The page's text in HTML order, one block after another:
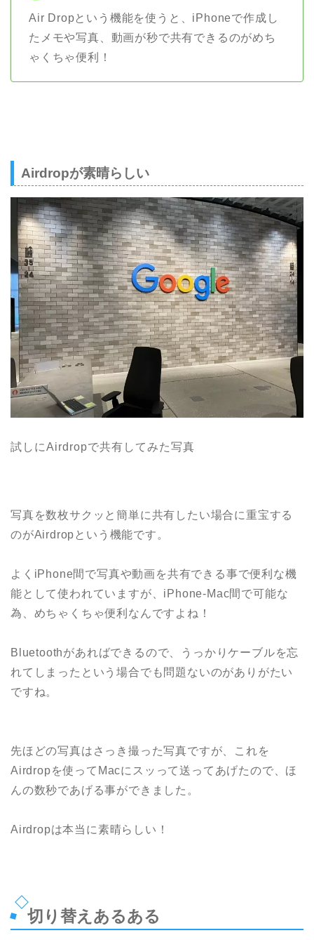
Air Dropという機能を使うと、iPhoneで作成し
たメモや写真、動画が秒で共有できるのがめち
ゃくちゃ便利！
Airdropが素晴らしい
試しにAirdropで共有してみた写真
写真を数枚サクッと簡単に共有したい場合に重宝する
のがAirdropという機能です。
よくiPhone間で写真や動画を共有できる事で便利な機
能として使われていますが、iPhone-Mac間で可能な
為、めちゃくちゃ便利なんですよね！
Bluetoothがあればできるので、うっかりケーブルを忘
れてしまったという場合でも問題ないのがありがたい
ですね。
先ほどの写真はさっき撮った写真ですが、これを
Airdropを使ってMacにスッって送ってあげたので、ほ
んの数秒であげる事ができました。
Airdropは本当に素晴らしい！
切り替えあるある